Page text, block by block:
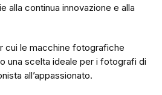
alla continua innovazione e alla
cui le macchine fotografiche
una scelta ideale per i fotografi di
all’appassionato.